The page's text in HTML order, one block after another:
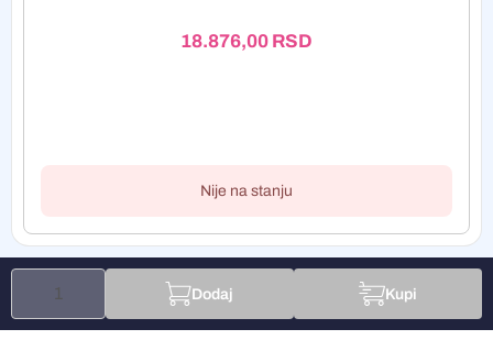
18.876,00 RSD
Nije na stanju
Dodaj Kupi